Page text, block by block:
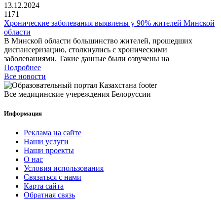
13.12.2024
1171
Хронические заболевания выявлены у 90% жителей Минской
области
В Минской области большинство жителей, прошедших
диспансеризацию, столкнулись с хроническими
заболеваниями. Такие данные были озвучены на
Подробнее
Все новости
Все медицинские учереждения Белоруссии
Информация
Реклама на сайте
Наши услуги
Наши проекты
О нас
Условия использования
Связаться с нами
Карта сайта
Обратная связь